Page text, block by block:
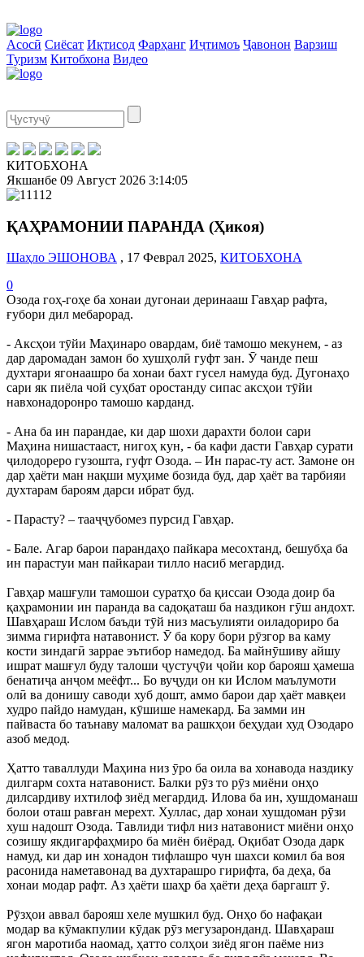
Асосӣ Сиёсат Иқтисод Фарҳанг Иҷтимоъ Ҷавонон Варзиш
Туризм Китобхона Видео
КИТОБХОНА
Якшанбе 09 Август 2026 3:14:05
ҚАҲРАМОНИИ ПАРАНДА (Ҳикоя)
Шаҳло ЭШОНОВА , 17 Феврал 2025, КИТОБХОНА
0
Озода гоҳ-гоҳе ба хонаи дугонаи деринааш Гавҳар рафта,
ғубори дил мебарорад.
- Аксҳои тӯйи Маҳинаро овардам, биё тамошо мекунем, - аз
дар даромадан замон бо хушҳолӣ гуфт зан. Ӯ чанде пеш
духтари ягонаашро ба хонаи бахт гусел намуда буд. Дугонаҳо
сари як пиёла чой суҳбат оростанду сипас аксҳои тӯйи
навхонадоронро тамошо карданд.
- Ана ба ин парандае, ки дар шохи дарахти болои сари
Маҳина нишастааст, нигоҳ кун, - ба кафи дасти Гавҳар сурати
ҷилодореро гузошта, гуфт Озода. – Ин парас-ту аст. Замоне он
дар ҳаёти ман нақши муҳиме бозида буд, дар ҳаёт ва тарбияи
духтарам бароям дарси ибрат буд.
- Парасту? – тааҷҷубомез пурсид Гавҳар.
- Бале. Агар барои парандаҳо пайкара месохтанд, бешубҳа ба
ин парастуи ман пайкараи тилло насиб мегардид.
Гавҳар машғули тамошои суратҳо ба қиссаи Озода доир ба
қаҳрамонии ин паранда ва садоқаташ ба наздикон гӯш андохт.
Шавҳараш Ислом баъди тӯй низ масъулияти оиладориро ба
зимма гирифта натавонист. Ӯ ба кору бори рӯзгор ва каму
кости зиндагӣ заррае эътибор намедод. Ба майнӯшиву айшу
ишрат машғул буду талоши ҷустуҷӯи ҷойи кор барояш ҳамеша
бенатиҷа анҷом меёфт... Бо вуҷуди он ки Ислом маълумоти
олӣ ва донишу саводи хуб дошт, аммо барои дар ҳаёт мавқеи
худро пайдо намудан, кӯшише намекард. Ба замми ин
пайваста бо таънаву маломат ва рашкҳои беҳудаи худ Озодаро
азоб медод.
Ҳатто таваллуди Маҳина низ ӯро ба оила ва хонавода наздику
дилгарм сохта натавонист. Балки рӯз то рӯз миёни онҳо
дилсардиву ихтилоф зиёд мегардид. Илова ба ин, хушдоманаш
болои оташ равған мерехт. Хуллас, дар хонаи хушдоман рӯзи
хуш надошт Озода. Тавлиди тифл низ натавонист миёни онҳо
созишу якдигарфаҳмиро ба миён биёрад. Оқибат Озода дарк
намуд, ки дар ин хонадон тифлашро чун шахси комил ба воя
расонида наметавонад ва духтарашро гирифта, ба деҳа, ба
хонаи модар рафт. Аз ҳаёти шаҳр ба ҳаёти деҳа баргашт ӯ.
Рӯзҳои аввал барояш хеле мушкил буд. Онҳо бо нафақаи
модар ва кӯмакпулии кӯдак рӯз мегузаронданд. Шавҳараш
ягон маротиба наомад, ҳатто солҳои зиёд ягон паёме низ